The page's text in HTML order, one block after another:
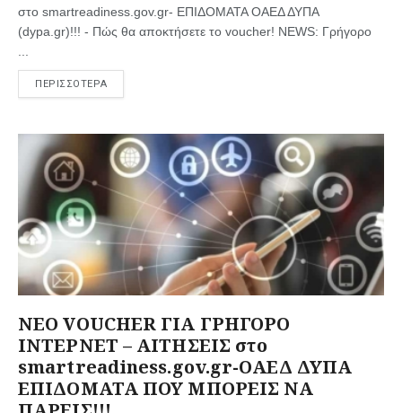
στο smartreadiness.gov.gr- ΕΠΙΔΟΜΑΤΑ ΟΑΕΔ ΔΥΠΑ
(dypa.gr)!!! - Πώς θα αποκτήσετε το voucher! NEWS: Γρήγορο
ΠΕΡΙΣΣΟΤΕΡΑ
NΕΟ VOUCHER ΓΙΑ ΓΡΗΓΟΡΟ
ΙΝΤΕΡΝΕΤ – ΑΙΤΗΣΕΙΣ στο
smartreadiness.gov.gr-ΟΑΕΔ ΔΥΠΑ
ΕΠΙΔΟΜΑΤΑ ΠΟΥ ΜΠΟΡΕΙΣ ΝΑ